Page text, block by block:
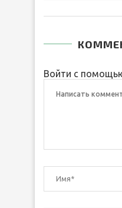
Войти с